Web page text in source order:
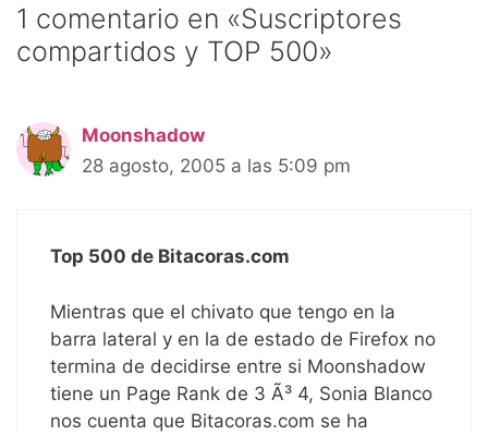
1 comentario en «Suscriptores
compartidos y TOP 500»
Moonshadow
28 agosto, 2005 a las 5:09 pm
Top 500 de Bitacoras.com
Mientras que el chivato que tengo en la
barra lateral y en la de estado de Firefox no
termina de decidirse entre si Moonshadow
tiene un Page Rank de 3 Ã³ 4, Sonia Blanco
nos cuenta que Bitacoras.com se ha